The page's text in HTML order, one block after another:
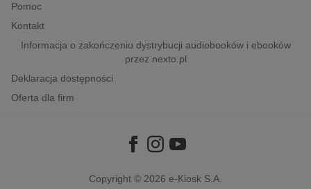
Pomoc
Kontakt
Informacja o zakończeniu dystrybucji audiobooków i ebooków
przez nexto.pl
Deklaracja dostępności
Oferta dla firm
Copyright © 2026 e-Kiosk S.A.